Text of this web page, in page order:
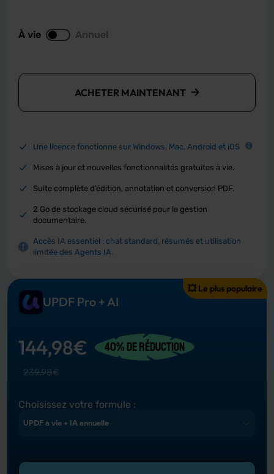
À vie Annuel
ACHETER MAINTENANT
Une licence fonctionne sur Windows, Mac, Android et iOS
Mises à jour et nouvelles fonctionnalités gratuites à vie.
Suite complète d’édition, annotation et conversion PDF.
2 Go de stockage cloud sécurisé pour la gestion
documentaire.
Accès IA essentiel : chat standard, résumés et utilisation
limitée des Agents IA.
💥 Le plus populaire
UPDF Pro + AI
144,98€ 40% DE RÉDUCTION
239,98€
Choisissez votre formule :